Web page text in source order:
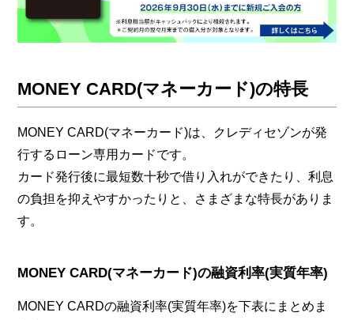
MONEY CARD(マネーカード)の特長
MONEY CARD(マネーカード)は、クレディセゾンが発
行するローン専用カードです。
カード発行後に最短数十秒で借り入れができたり、利息
の負担を抑えやすかったりと、さまざまな特長がありま
す。
MONEY CARD(マネーカード)の融資利率(実質年率)
MONEY CARDの融資利率(実質年率)を下表にまとめま